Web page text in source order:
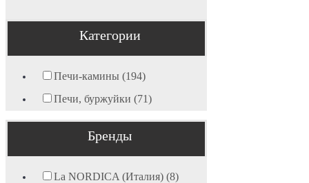
Категории
Печи-камины (194)
Печи, буржуйки (71)
Бренды
La NORDICA (Италия) (8)